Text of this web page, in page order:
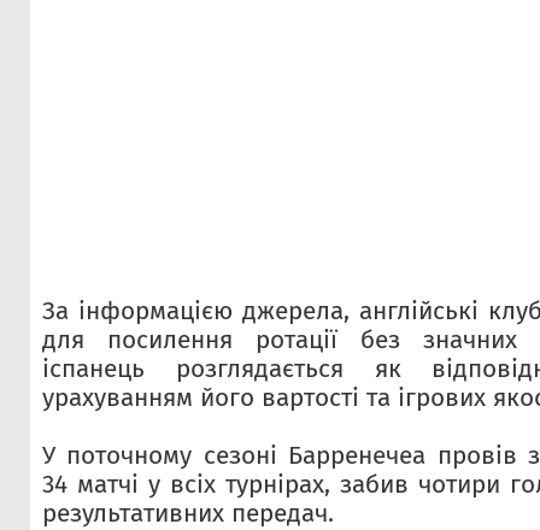
За інформацією джерела, англійські
для посилення ротації без значних
іспанець розглядається як
урахуванням його вартості та ігрових
У поточному сезоні Барренечеа провів
34 матчі у всіх турнірах, забив чотири
результативних передач.